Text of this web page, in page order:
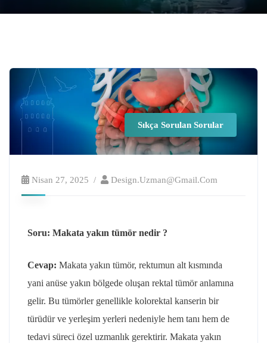
Sıkça Sorulan Sorular
Nisan 27, 2025 Design.uzman@gmail.com
Soru: Makata yakın tümör nedir ?
Cevap: Makata yakın tümör, rektumun alt kısmında
yani anüse yakın bölgede oluşan rektal tümör anlamına
gelir. Bu tümörler genellikle kolorektal kanserin bir
türüdür ve yerleşim yerleri nedeniyle hem tanı hem de
tedavi süreci özel uzmanlık gerektirir. Makata yakın